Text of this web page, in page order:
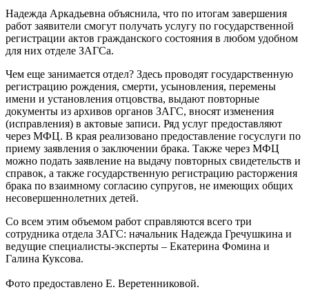
Надежда Аркадьевна объяснила, что по итогам завершения
работ заявители смогут получать услугу по государственной
регистрации актов гражданского состояния в любом удобном
для них отделе ЗАГСа.
Чем еще занимается отдел? Здесь проводят государственную
регистрацию рождения, смерти, усыновления, перемены
имени и установления отцовства, выдают повторные
документы из архивов органов ЗАГС, вносят изменения
(исправления) в актовые записи. Ряд услуг предоставляют
через МФЦ. В края реализовано предоставление госуслуги по
приему заявления о заключении брака. Также через МФЦ
можно подать заявление на выдачу повторных свидетельств и
справок, а также государственную регистрацию расторжения
брака по взаимному согласию супругов, не имеющих общих
несовершеннолетних детей.
Со всем этим объемом работ справляются всего три
сотрудника отдела ЗАГС: начальник Надежда Гречушкина и
ведущие специалисты-эксперты – Екатерина Фомина и
Галина Куксова.
Фото предоставлено Е. Веретенниковой.